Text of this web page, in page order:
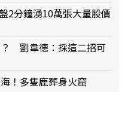
分鐘湧10萬張大量股價
劉韋德：採這二招可
！多隻鹿葬身火窟